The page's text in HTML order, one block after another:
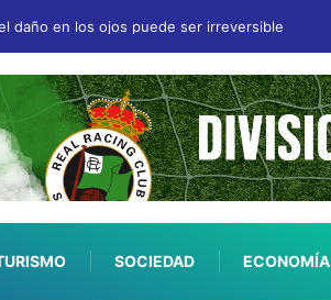
daño en los ojos puede ser irreversible
SOCIEDAD ECONOMÍA